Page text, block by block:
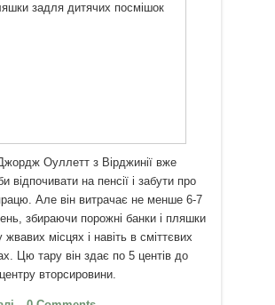
Оуллетт з Вірджинії вже
відпочивати на пенсії і забути про
Але він витрачає не менше 6-7
збираючи порожні банки і пляшки
жвавих місцях і навіть в сміттєвих
Цю тару він здає по 5 центів до
вторсировини.